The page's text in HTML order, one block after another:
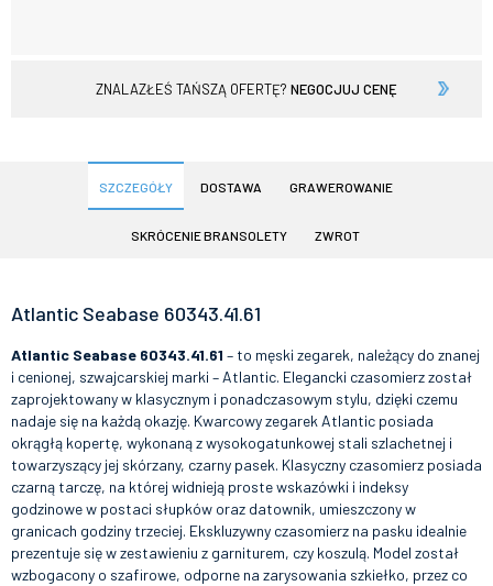
ZNALAZŁEŚ TAŃSZĄ OFERTĘ? NEGOCJUJ CENĘ
SZCZEGÓŁY DOSTAWA GRAWEROWANIE
SKRÓCENIE BRANSOLETY ZWROT
Atlantic Seabase 60343.41.61
Atlantic Seabase 60343.41.61 – to męski zegarek, należący do znanej
i cenionej, szwajcarskiej marki – Atlantic. Elegancki czasomierz został
zaprojektowany w klasycznym i ponadczasowym stylu, dzięki czemu
nadaje się na każdą okazję. Kwarcowy zegarek Atlantic posiada
okrągłą kopertę, wykonaną z wysokogatunkowej stali szlachetnej i
towarzyszący jej skórzany, czarny pasek. Klasyczny czasomierz posiada
czarną tarczę, na której widnieją proste wskazówki i indeksy
godzinowe w postaci słupków oraz datownik, umieszczony w
granicach godziny trzeciej. Ekskluzywny czasomierz na pasku idealnie
prezentuje się w zestawieniu z garniturem, czy koszulą. Model został
wzbogacony o szafirowe, odporne na zarysowania szkiełko, przez co